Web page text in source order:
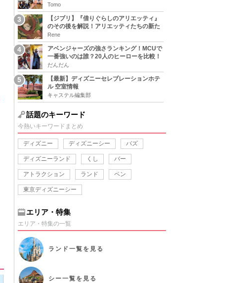
をチェック
Tomo
【ジブリ】『借りぐらしのアリエッティ』
のその後を解説！アリエッティたちの新た
な住処は？翔の病気は治る？
Rene
アベンジャーズの強さランキング！MCUで
一番強いのは誰？20人のヒーローを比較！
だんだん
【最新】ディズニーセレブレーションホテ
ル 空室情報
キャステル編集部
話題のキーワード
今熱いキーワードまとめ
ディズニー ディズニーシー バズ
ディズニーランド くし バー
アトラクション ランド ペン
東京ディズニーシー
エリア・特集
エリア・特集の一覧
ランド 一覧を見る
シー一覧を見る